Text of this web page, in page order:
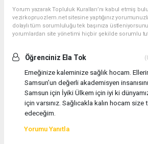
Yorum yazarak Topluluk Kuralları’nı kabul etmiş
vezirkopruozlem.net sitesine yaptığınız
dolaylı tüm sorumluluğu tek başınıza
yorumlardan site yönetimi hiçbir şekilde sorumlu
Öğrenciniz Ela Tok
Emeğinize kaleminize sağlık hocam.
Samsun’un değerli akademisyen
Samsun için İyiki Ülkem için iyi ki
için varsınız. Sağlıcakla kalın hocam
edeceğim.
Yorumu Yanıtla